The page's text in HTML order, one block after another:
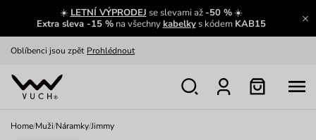
☀️ LETNÍ VÝPRODEJ se slevami až -50 %☀️
Extra sleva -15 %na všechnykabelkys kódem KAB15
Výměna a vrácení zdarma Zobrazit
Oblíbenci jsou zpět Prohlédnout
Nech se inspirovat
Home/Muži/Náramky/Jimmy